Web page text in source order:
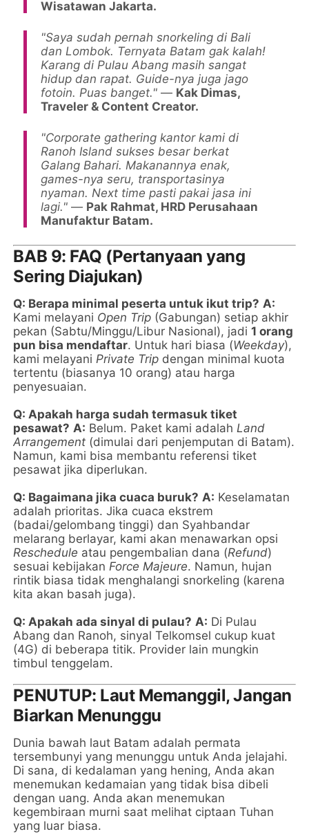
Wisatawan Jakarta.
"Saya sudah pernah snorkeling di Bali
dan Lombok. Ternyata Batam gak kalah!
Karang di Pulau Abang masih sangat
hidup dan rapat. Guide-nya juga jago
fotoin. Puas banget." — Kak Dimas,
Traveler & Content Creator.
"Corporate gathering kantor kami di
Ranoh Island sukses besar berkat
Galang Bahari. Makanannya enak,
games-nya seru, transportasinya
nyaman. Next time pasti pakai jasa ini
lagi." — Pak Rahmat, HRD Perusahaan
Manufaktur Batam.
BAB 9: FAQ (Pertanyaan yang
Sering Diajukan)
Q: Berapa minimal peserta untuk ikut trip? A:
Kami melayani Open Trip (Gabungan) setiap akhir
pekan (Sabtu/Minggu/Libur Nasional), jadi1 orang
pun bisa mendaftar. Untuk hari biasa (Weekday),
kami melayaniPrivate Trip dengan minimal kuota
tertentu (biasanya 10 orang) atau harga
penyesuaian.
Q: Apakah harga sudah termasuk tiket
pesawat? A: Belum. Paket kami adalahLand
Arrangement (dimulai dari penjemputan di Batam).
Namun, kami bisa membantu referensi tiket
pesawat jika diperlukan.
Q: Bagaimana jika cuaca buruk? A: Keselamatan
adalah prioritas. Jika cuaca ekstrem
(badai/gelombang tinggi) dan Syahbandar
melarang berlayar, kami akan menawarkan opsi
Reschedule atau pengembalian dana (Refund)
sesuai kebijakanForce Majeure. Namun, hujan
rintik biasa tidak menghalangi snorkeling (karena
kita akan basah juga).
Q: Apakah ada sinyal di pulau? A: Di Pulau
Abang dan Ranoh, sinyal Telkomsel cukup kuat
(4G) di beberapa titik. Provider lain mungkin
timbul tenggelam.
PENUTUP: Laut Memanggil, Jangan
Biarkan Menunggu
Dunia bawah laut Batam adalah permata
tersembunyi yang menunggu untuk Anda jelajahi.
Di sana, di kedalaman yang hening, Anda akan
menemukan kedamaian yang tidak bisa dibeli
dengan uang. Anda akan menemukan
kegembiraan murni saat melihat ciptaan Tuhan
yang luar biasa.